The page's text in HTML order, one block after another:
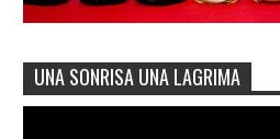
UNA SONRISA UNA LAGRIMA